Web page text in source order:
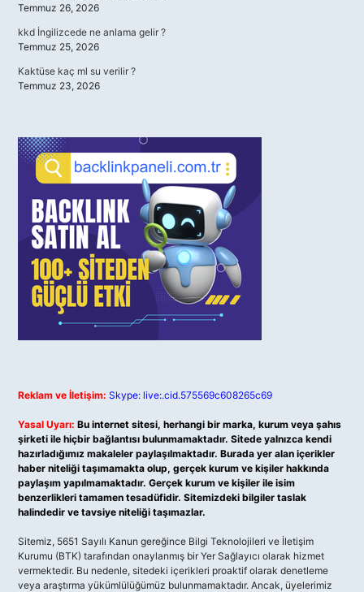
Temmuz 26, 2026
kkd İngilizcede ne anlama gelir ?
Temmuz 25, 2026
Kaktüse kaç ml su verilir ?
Temmuz 23, 2026
Reklam ve İletişim: Skype: live:.cid.575569c608265c69
Yasal Uyarı: Bu internet sitesi, herhangi bir marka, kurum veya şahıs
şirketi ile hiçbir bağlantısı bulunmamaktadır. Sitede yalnızca kendi
hazırladığımız makaleler paylaşılmaktadır. Burada yer alan içerikler
haber niteliği taşımamakta olup, gerçek kurum ve kişiler hakkında
paylaşım yapılmamaktadır. Gerçek kurum ve kişiler ile isim
benzerlikleri tamamen tesadüfidir. Sitemizdeki bilgiler taslak
halindedir ve tavsiye niteliği taşımazlar.
Sitemiz, 5651 Sayılı Kanun gereğince Bilgi Teknolojileri ve İletişim
Kurumu (BTK) tarafından onaylanmış bir Yer Sağlayıcı olarak hizmet
vermektedir. Bu nedenle, sitedeki içerikleri proaktif olarak denetleme
veya araştırma yükümlülüğümüz bulunmamaktadır. Ancak, üyelerimiz